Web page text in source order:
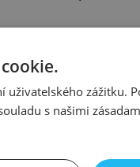
je osazen
a roztomilou
zážitku.
s našimi